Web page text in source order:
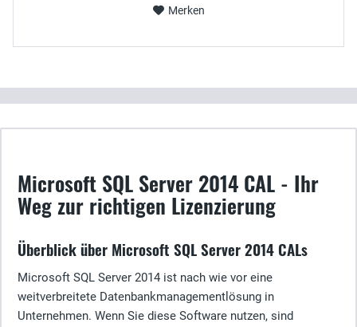
Merken
Microsoft SQL Server 2014 CAL - Ihr
Weg zur richtigen Lizenzierung
Überblick über Microsoft SQL Server 2014 CALs
Microsoft SQL Server 2014 ist nach wie vor eine
weitverbreitete Datenbankmanagementlösung in
Unternehmen. Wenn Sie diese Software nutzen, sind